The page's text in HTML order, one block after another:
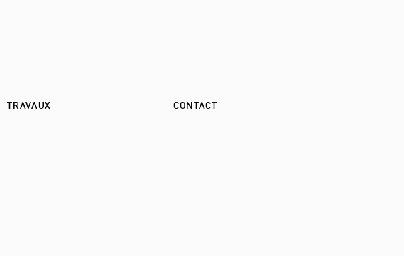
TRAVAUX CONTACT